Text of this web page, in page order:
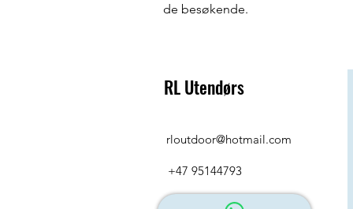
de besøkende.
RL Utendørs
rloutdoor@hotmail.com
+47 95144793